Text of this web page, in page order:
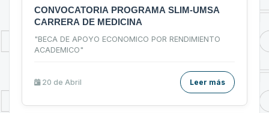
CONVOCATORIA PROGRAMA SLIM-UMSA
CARRERA DE MEDICINA
"BECA DE APOYO ECONOMICO POR RENDIMIENTO
ACADEMICO"
20 de Abril Leer más